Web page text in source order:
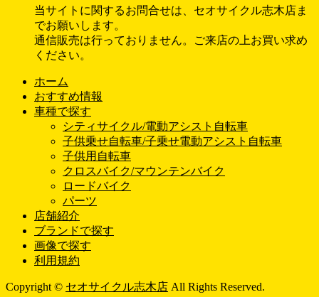
当サイトに関するお問合せは、セオサイクル志木店ま
でお願いします。
通信販売は行っておりません。ご来店の上お買い求め
ください。
ホーム
おすすめ情報
車種で探す
シティサイクル/電動アシスト自転車
子供乗せ自転車/子乗せ電動アシスト自転車
子供用自転車
クロスバイク/マウンテンバイク
ロードバイク
パーツ
店舗紹介
ブランドで探す
画像で探す
利用規約
Copyright © セオサイクル志木店 All Rights Reserved.